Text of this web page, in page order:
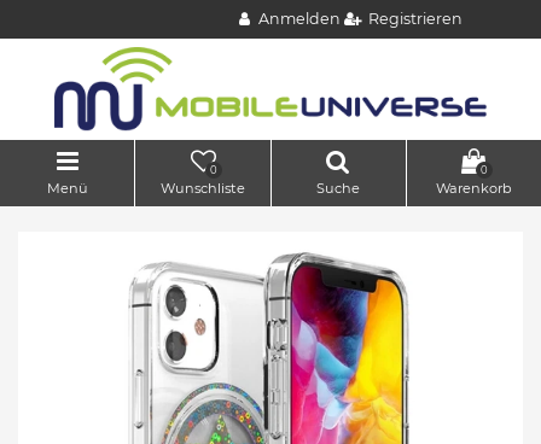
Anmelden Registrieren
Menü
0
Wunschliste Suche
0
Warenkorb